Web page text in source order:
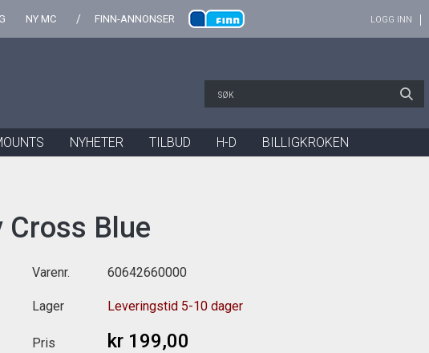
NY MC FINN-ANNONSER LOGG INN
NYHETER TILBUD H-D BILLIGKROKEN
Blue
Varenr. 60642660000
Lager Leveringstid 5-10 dager
Pris kr 199,00